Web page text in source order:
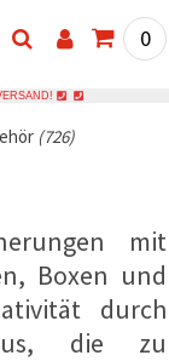
0
(726)
mit
Boxen und
durch
die zu